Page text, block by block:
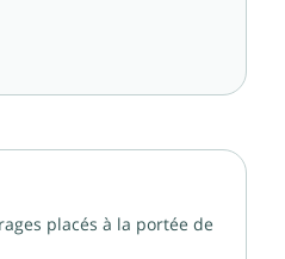
placés à la portée de